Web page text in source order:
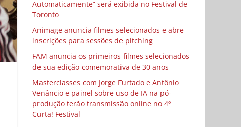
Automaticamente” será exibida no Festival de
Toronto
Animage anuncia filmes selecionados e abre
inscrições para sessões de pitching
FAM anuncia os primeiros filmes selecionados
de sua edição comemorativa de 30 anos
Masterclasses com Jorge Furtado e Antônio
Venâncio e painel sobre uso de IA na pó-
produção terão transmissão online no 4º
Curta! Festival